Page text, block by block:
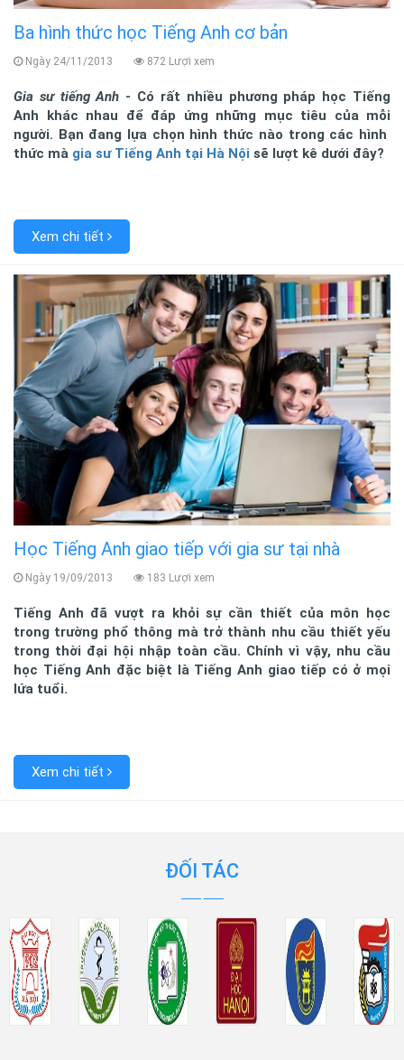
Ba hình thức học Tiếng Anh cơ bản
Ngày 24/11/2013 872 Lượi xem
Gia sư tiếng Anh - Có rất nhiều phương pháp học Tiếng
Anh khác nhau để đáp ứng những mục tiêu của mỗi
người. Bạn đang lựa chọn hình thức nào trong các hình
thức mà gia sư Tiếng Anh tại Hà Nội sẽ lượt kê dưới đây?
Xem chi tiết
Học Tiếng Anh giao tiếp với gia sư tại nhà
Ngày 19/09/2013 183 Lượi xem
Tiếng Anh đã vượt ra khỏi sự cần thiết của môn học
trong trường phổ thông mà trở thành nhu cầu thiết yếu
trong thời đại hội nhập toàn cầu. Chính vì vậy, nhu cầu
học Tiếng Anh đặc biệt là Tiếng Anh giao tiếp có ở mọi
lứa tuổi.
Xem chi tiết
ĐỐI TÁC